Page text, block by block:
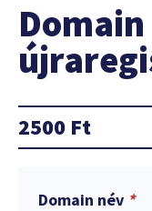
Domain
2500 Ft
Domain név *